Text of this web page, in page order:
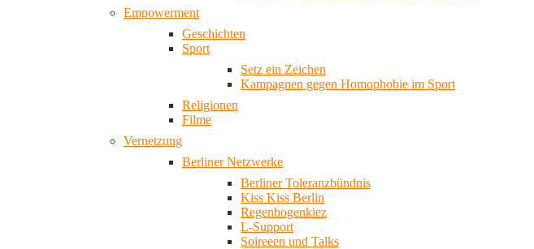
Empowerment
Geschichten
Sport
Setz ein Zeichen
Kampagnen gegen Homophobie im Sport
Religionen
Filme
Vernetzung
Berliner Netzwerke
Berliner Toleranzbündnis
Kiss Kiss Berlin
Regenbogenkiez
L-Support
Soireeen und Talks